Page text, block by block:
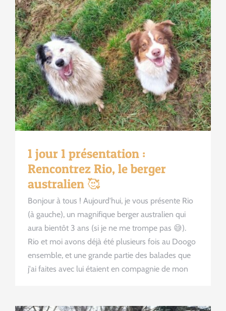
1 jour 1 présentation :
Rencontrez Rio, le berger
australien 🥰
Bonjour à tous ! Aujourd'hui, je vous présente Rio
(à gauche), un magnifique berger australien qui
aura bientôt 3 ans (si je ne me trompe pas 😅).
Rio et moi avons déjà été plusieurs fois au Doogo
ensemble, et une grande partie des balades que
j'ai faites avec lui étaient en compagnie de mon